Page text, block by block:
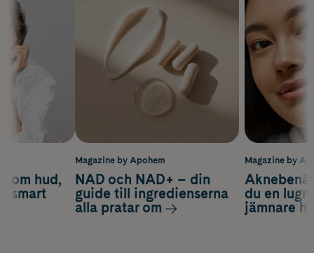
Magazine by
du en
jämnare
om hud,
smart
Magazine by Apohem
NAD och NAD+ – din
guide till ingredienserna
alla pratar om